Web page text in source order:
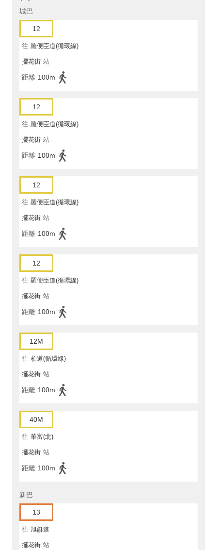
城巴
12
往 羅便臣道(循環線)
擺花街 站
距離 100m
12
往 羅便臣道(循環線)
擺花街 站
距離 100m
12
往 羅便臣道(循環線)
擺花街 站
距離 100m
12
往 羅便臣道(循環線)
擺花街 站
距離 100m
12M
往 柏道(循環線)
擺花街 站
距離 100m
40M
往 華富(北)
擺花街 站
距離 100m
新巴
13
往 旭龢道
擺花街 站